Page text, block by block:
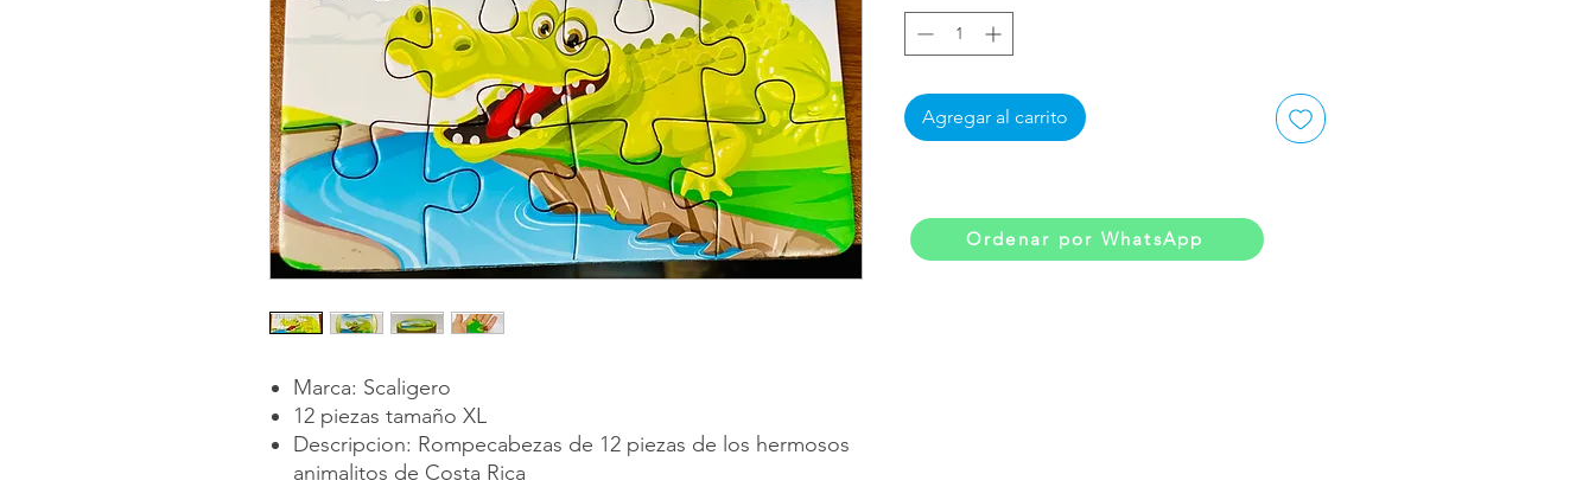
Marca: Scaligero
12 piezas tamaño XL
Descripcion: Rompecabezas de 12 piezas de los hermosos
animalitos de Costa Rica
Agregar al carrito
Ordenar por WhatsApp